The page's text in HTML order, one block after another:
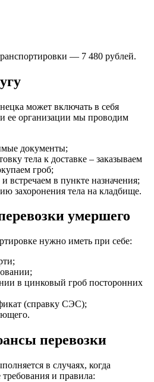
— 7 480 рублей.
может включать в себя
ее организации мы проводим
документы;
тела к доставке – заказываем
гроб;
встречаем в пункте назначения;
захоронения тела на кладбище.
умершего
нужно иметь при себе:
в цинковый гроб посторонних
(справку СЭС);
перевозки
в случаях, когда
и правила: